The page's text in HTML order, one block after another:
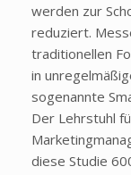
werden zur
reduziert.
traditionellen
in
sogenannte
Der Lehrstuhl
diese Studie